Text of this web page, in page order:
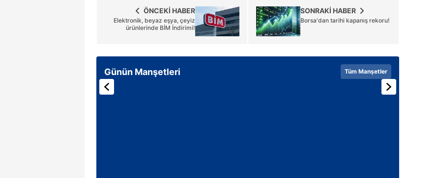
SONRAKİ HABER
Borsa'dan tarihi kapanış rekoru!
ÖNCEKİ HABER
Elektronik, beyaz eşya, çeyiz
ürünlerinde BİM İndirimi!
Günün Manşetleri Tüm Manşetler